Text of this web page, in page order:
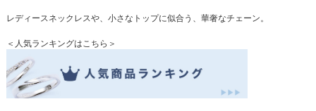
レディースネックレスや、小さなトップに似合う、華奢なチェーン。
＜人気ランキングはこちら＞